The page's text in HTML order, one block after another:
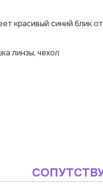
красивый синий блик
линзы, чехол